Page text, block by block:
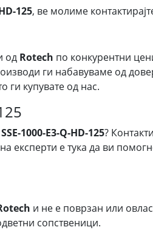
125, ве молиме
од Rotech по конкурентни
ги набавуваме од
ги купувате од нас.
SSE-1000-E3-Q-HD-125?
експерти е тука да ви
и не е поврзан или
сопственици.